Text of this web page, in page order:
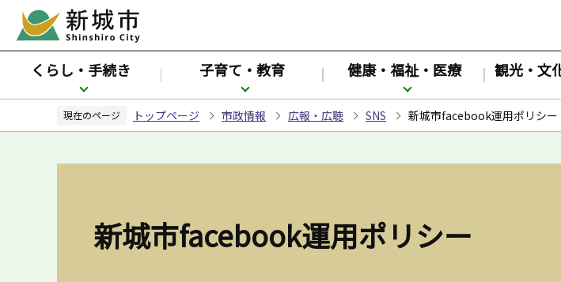
ペ
ジ
先
くらし・手続き 子育て・教育 健康・福祉・医療 観光・文
現在のページ トップページ 市政情報 広報・広聴 SNS 新城市facebook運用ポリシー
新城市facebook運用ポリシー